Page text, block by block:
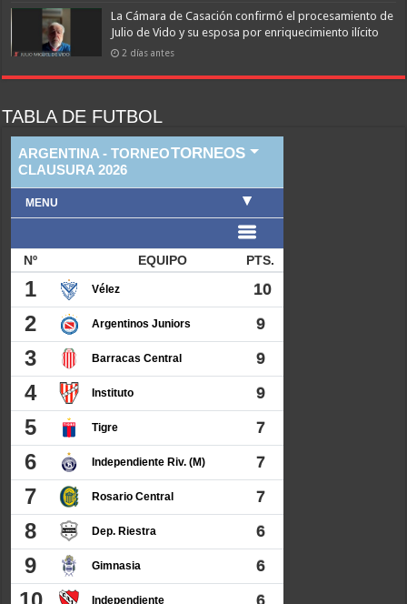
La Cámara de Casación confirmó el procesamiento de
Julio de Vido y su esposa por enriquecimiento ilícito
2 días antes
TABLA DE FUTBOL